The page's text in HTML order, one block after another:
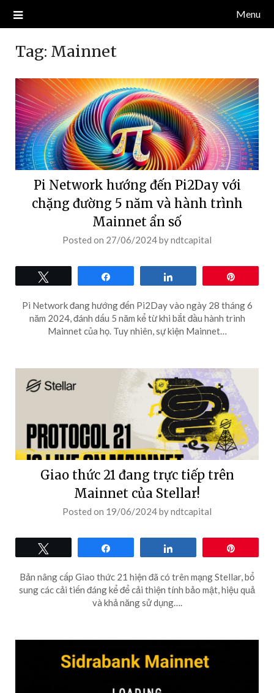
NDT CAPITAL | BLOG TIỀN
ĐIỆN TỬ CRYPTO
Blog về thị trường crypto, tiền điện tử, tiền mã hoá, công nghệ
blockchain.
Menu
Tag: Mainnet
Pi Network hướng đến Pi2Day với
chặng đường 5 năm và hành trình
Mainnet ẩn số
Posted on 27/06/2024byndtcapital
Pi Network đang hướng đến Pi2Day vào ngày 28 tháng 6
năm 2024, đánh dấu 5 năm kể từ khi bắt đầu hành trình
Mainnet của họ. Tuy nhiên, sự kiện Mainnet…
Giao thức 21 đang trực tiếp trên
Mainnet của Stellar!
Posted on 19/06/2024byndtcapital
Bản nâng cấp Giao thức 21 hiện đã có trên mạng Stellar, bổ
sung các cải tiến đáng kể để cải thiện tính bảo mật, hiệu quả
và khả năng sử dụng….